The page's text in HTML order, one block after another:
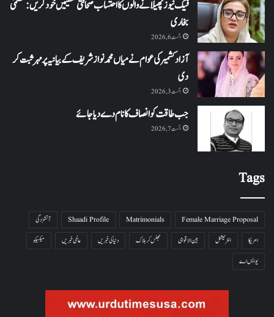
فیک نیوز پھیلانے والوں کا احتساب صحافتی تنظیمیں خود کریں: عظمیٰ
بخاری
اگست 6, 2026
آزاد کشمیر کی عوام نے میاں محمد نواز شریف کے بیانیہ پر مہر ثبت کر
دی
اگست 3, 2026
جب طاقت کو انصاف کا نام دے دیا جائے
اگست 7, 2026
Tags
Female Marriage Proposal
Matrimonials
Shaadi Profile
آتشزدگی
امریکا
انٹرنیشنل بین الاقوامی جھلس کر ہلاک دنیا کی خبریں عالمی خبریں
میکسیکو
یو ایس اے